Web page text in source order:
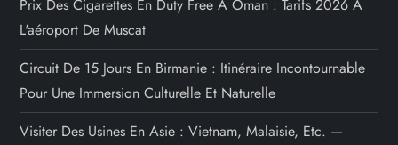
Prix Des Cigarettes En Duty Free À Oman : Tarifs 2026 À
L'aéroport De Muscat
Circuit De 15 Jours En Birmanie : Itinéraire Incontournable
Pour Une Immersion Culturelle Et Naturelle
Visiter Des Usines En Asie : Vietnam, Malaisie, Etc. —